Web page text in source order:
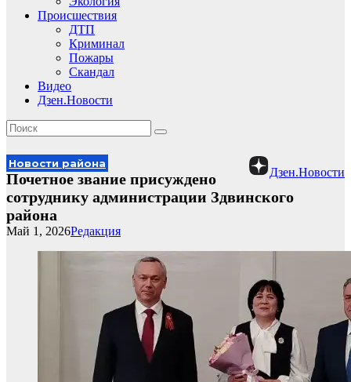
Происшествия
ДТП
Криминал
Пожары
Скандал
Видео
Дзен.Новости
Дзен.Новости
Новости района
Почетное звание присуждено
сотруднику администрации Здвинского
района
Редакция
Май 1, 2026